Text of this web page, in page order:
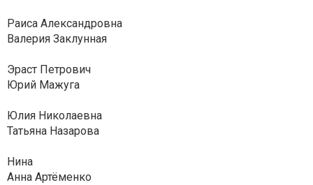
Раиса Александровна
Валерия Заклунная
Эраст Петрович
Юрий Мажуга
Юлия Николаевна
Татьяна Назарова
Нина
Анна Артёменко